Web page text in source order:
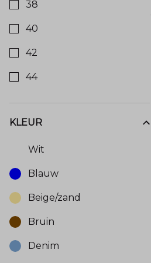
38
40
42
44
KLEUR
Wit
Blauw
Beige/zand
Bruin
Denim